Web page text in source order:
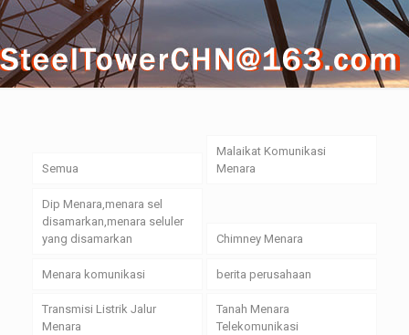
Semua
Malaikat Komunikasi
Menara
Dip Menara,menara sel
disamarkan,menara seluler
yang disamarkan
Chimney Menara
Menara komunikasi berita perusahaan
Transmisi Listrik Jalur
Menara
Tanah Menara
Telekomunikasi